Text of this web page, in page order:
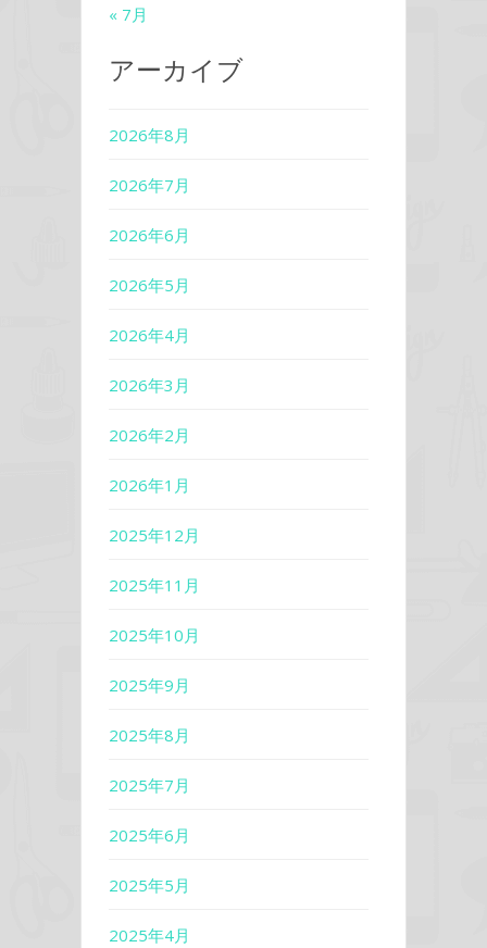
« 7月
アーカイブ
2026年8月
2026年7月
2026年6月
2026年5月
2026年4月
2026年3月
2026年2月
2026年1月
2025年12月
2025年11月
2025年10月
2025年9月
2025年8月
2025年7月
2025年6月
2025年5月
2025年4月